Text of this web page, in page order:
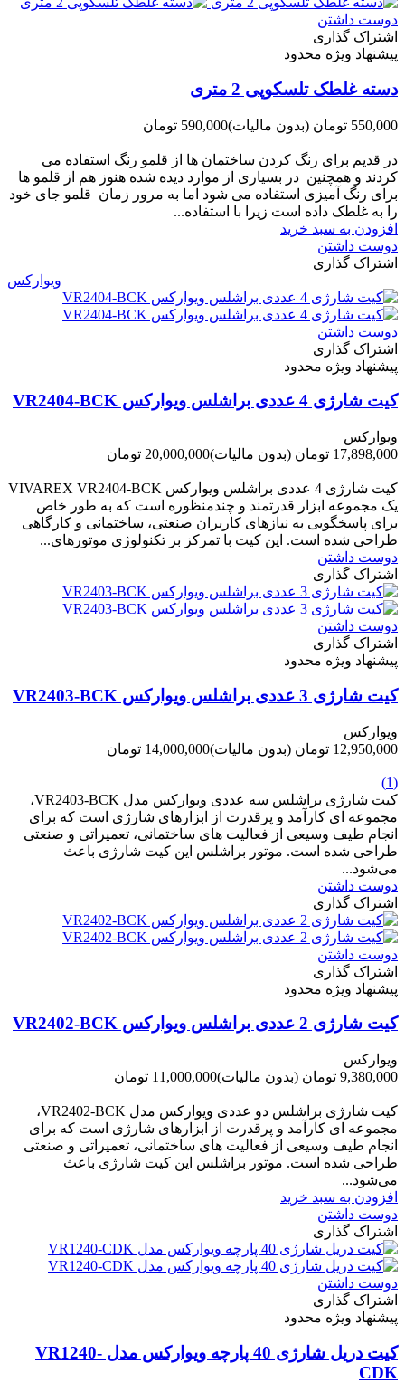
دوست داشتن
اشتراک گذاری
پیشنهاد ویژه محدود
دسته غلطک تلسکوپی 2 متری
550,000 تومان (بدون مالیات)590,000 تومان
در قدیم برای رنگ کردن ساختمان ها از قلمو رنگ استفاده می
کردند و همچنین در بسیاری از موارد دیده شده هنوز هم از قلمو ها
برای رنگ آمیزی استفاده می شود اما به مرور زمان قلمو جای خود
را به غلطک داده است زیرا با استفاده...
افزودن به سبد خرید
دوست داشتن
اشتراک گذاری
ویوارکس
دوست داشتن
اشتراک گذاری
پیشنهاد ویژه محدود
کیت شارژی 4 عددی براشلس ویوارکس VR2404-BCK
ویوارکس
17,898,000 تومان
(بدون مالیات)20,000,000 تومان
کیت شارژی 4 عددی براشلس ویوارکس VIVAREX VR2404-BCK
یک مجموعه ابزار قدرتمند و چندمنظوره است که به طور خاص
برای پاسخگویی به نیازهای کاربران صنعتی، ساختمانی و کارگاهی
طراحی شده است. این کیت با تمرکز بر تکنولوژی موتورهای...
دوست داشتن
اشتراک گذاری
دوست داشتن
اشتراک گذاری
پیشنهاد ویژه محدود
کیت شارژی 3 عددی براشلس ویوارکس VR2403-BCK
ویوارکس
12,950,000 تومان
(بدون مالیات)14,000,000 تومان
(1)
کیت شارژی براشلس سه عددی ویوارکس مدل VR2403-BCK،
مجموعه ای کارآمد و پرقدرت از ابزارهای شارژی است که برای
انجام طیف وسیعی از فعالیت های ساختمانی، تعمیراتی و صنعتی
طراحی شده است. موتور براشلس این کیت شارژی باعث
می‌شود...
دوست داشتن
اشتراک گذاری
دوست داشتن
اشتراک گذاری
پیشنهاد ویژه محدود
کیت شارژی 2 عددی براشلس ویوارکس VR2402-BCK
ویوارکس
9,380,000 تومان
(بدون مالیات)11,000,000 تومان
کیت شارژی براشلس دو عددی ویوارکس مدل VR2402-BCK،
مجموعه ای کارآمد و پرقدرت از ابزارهای شارژی است که برای
انجام طیف وسیعی از فعالیت های ساختمانی، تعمیراتی و صنعتی
طراحی شده است. موتور براشلس این کیت شارژی باعث
می‌شود...
افزودن به سبد خرید
دوست داشتن
اشتراک گذاری
دوست داشتن
اشتراک گذاری
پیشنهاد ویژه محدود
کیت دریل شارژی 40 پارچه ویوارکس مدل VR1240-
CDK